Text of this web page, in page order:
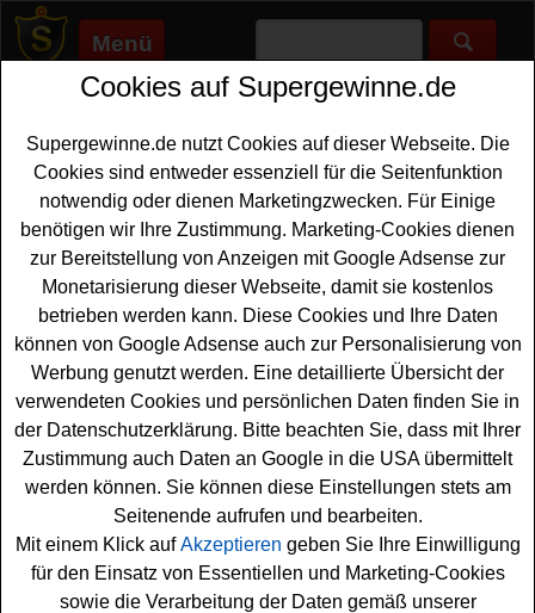
Menü
Supergewinne.de>Gewinnspiele>Sonstige Gewinnspiele
Anzeige:
Anzeige:
Eatsmarter Gewinnspiel -
hochwertige Pfanne gewinnen
Wer gern eine tolle neuePfanne gewinnenmöchte, sollte
sich das aktuelle Eatsmarter Gewinnspiel genauer
anschauen. Eatsmarter verlost eine ELO Smart Wave
Pfanne sowie eine Wokpfanne im Gesamtwert von über
90 Euro. Mit etwas Glück können Sie diese Pfanne
gewinnen. Falls Sie sich die Chance sichern möchten,
sollten Sie gleich das kleine Formular ausfüllen.
Vielleicht klappt es ja? Viel Spaß bei der Teilnahme an
dem tollen Gewinnspiel von Eatsmarter!
Cookies auf Supergewinne.de
Supergewinne.de nutzt Cookies auf dieser Webseite. Die
Cookies sind entweder essenziell für die Seitenfunktion
notwendig oder dienen Marketingzwecken. Für Einige
benötigen wir Ihre Zustimmung. Marketing-Cookies dienen
zur Bereitstellung von Anzeigen mit Google Adsense zur
Monetarisierung dieser Webseite, damit sie kostenlos
betrieben werden kann. Diese Cookies und Ihre Daten
können von Google Adsense auch zur Personalisierung von
Werbung genutzt werden. Eine detaillierte Übersicht der
verwendeten Cookies und persönlichen Daten finden Sie in
der Datenschutzerklärung. Bitte beachten Sie, dass mit Ihrer
Zustimmung auch Daten an Google in die USA übermittelt
werden können. Sie können diese Einstellungen stets am
Seitenende aufrufen und bearbeiten.
Mit einem Klick aufAkzeptieren geben Sie Ihre Einwilligung
für den Einsatz von Essentiellen und Marketing-Cookies
sowie die Verarbeitung der Daten gemäß unserer